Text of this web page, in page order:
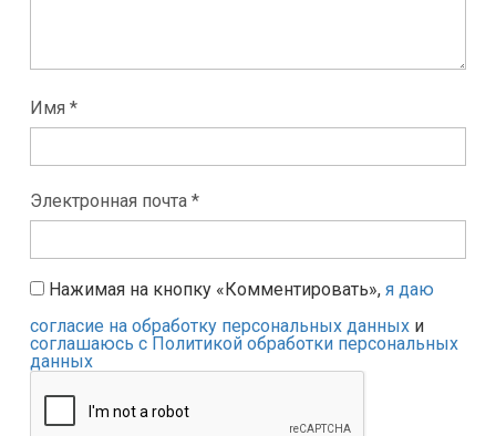
Имя *
Электронная почта *
Нажимая на кнопку «Комментировать», я даю
согласие на обработку персональных данных и
соглашаюсь с Политикой обработки персональных
данных